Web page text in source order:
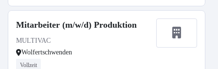
Mitarbeiter (m/w/d) Produktion
MULTIVAC
Wolfertschwenden
Vollzeit